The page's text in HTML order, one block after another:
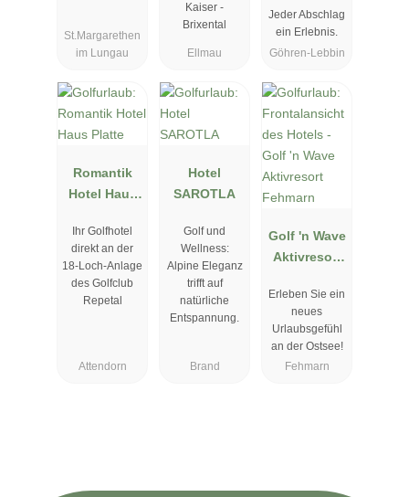
St.Margarethen
im Lungau
Kaiser -
Brixental
Ellmau
Jeder Abschlag
ein Erlebnis.
Göhren-Lebbin
Romantik
Hotel Haus
Ihr Golfhotel
direkt an der
18-Loch-Anlage
des Golfclub
Repetal
Attendorn
Hotel
SAROTLA
Golf und
Wellness:
Alpine Eleganz
trifft auf
natürliche
Entspannung.
Brand
Golf 'n Wave
Aktivresort
Erleben Sie ein
neues
Urlaubsgefühl
an der Ostsee!
Fehmarn